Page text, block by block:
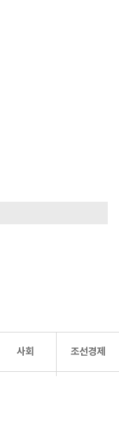
사회 조선경제